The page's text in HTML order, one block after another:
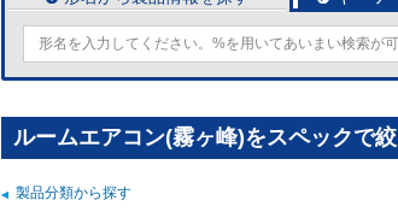
ルームエアコン(霧ヶ峰)をスペックで
製品分類から探す